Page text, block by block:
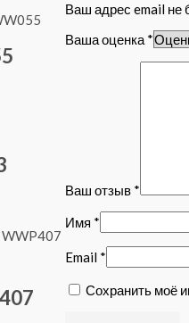
Ваш адрес email не
Ваша оценка *
Ваш отзыв *
Имя *
Email *
Сохранить моё